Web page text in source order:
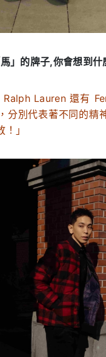
」的牌子,你會想到什
Ralph Lauren 還有
分別代表著不同的精
」